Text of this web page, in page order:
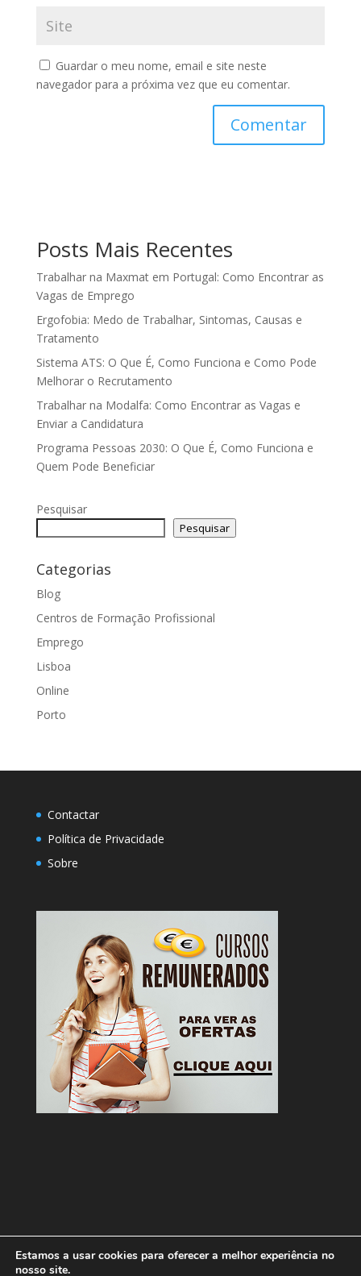
Guardar o meu nome, email e site neste
navegador para a próxima vez que eu comentar.
Posts Mais Recentes
Trabalhar na Maxmat em Portugal: Como Encontrar as
Vagas de Emprego
Ergofobia: Medo de Trabalhar, Sintomas, Causas e
Tratamento
Sistema ATS: O Que É, Como Funciona e Como Pode
Melhorar o Recrutamento
Trabalhar na Modalfa: Como Encontrar as Vagas e
Enviar a Candidatura
Programa Pessoas 2030: O Que É, Como Funciona e
Quem Pode Beneficiar
Pesquisar
Pesquisar
Categorias
Blog
Centros de Formação Profissional
Emprego
Lisboa
Online
Porto
Contactar
Política de Privacidade
Sobre
Estamos a usar cookies para oferecer a melhor experiência no
nosso site.